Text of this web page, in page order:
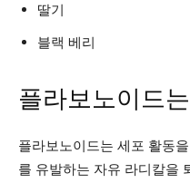
딸기
블랙 베리
플라보노이드
플라보노이드는 세포 활동
를 유발하는 자유 라디칼을